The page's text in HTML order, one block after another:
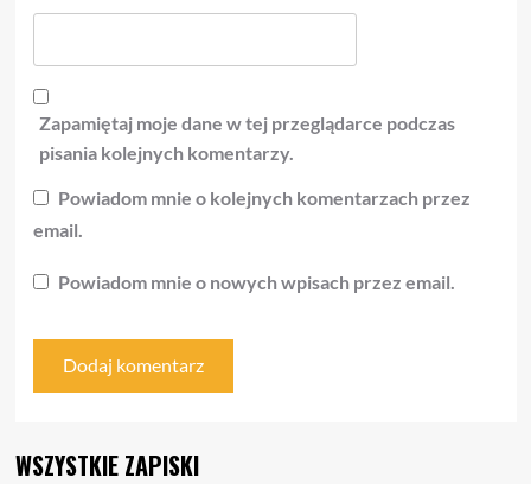
Zapamiętaj moje dane w tej przeglądarce podczas
pisania kolejnych komentarzy.
Powiadom mnie o kolejnych komentarzach przez
email.
Powiadom mnie o nowych wpisach przez email.
WSZYSTKIE ZAPISKI